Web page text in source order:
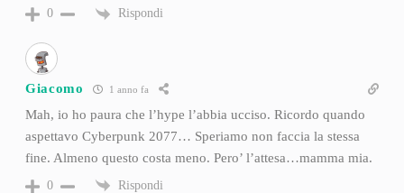
0 Rispondi
Giacomo 1 anno fa
Mah, io ho paura che l’hype l’abbia ucciso. Ricordo quando
aspettavo Cyberpunk 2077… Speriamo non faccia la stessa
fine. Almeno questo costa meno. Pero’ l’attesa…mamma mia.
0 Rispondi